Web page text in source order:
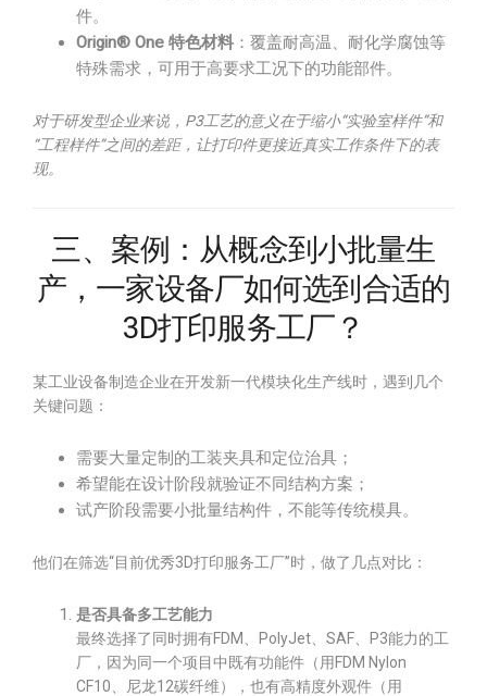
件。
Origin® One 特色材料 ：覆盖耐高温、耐化学腐蚀等
特殊需求，可用于高要求工况下的功能部件。
对于研发型企业来说，P3工艺的意义在于缩小“实验室样件”和
“工程样件”之间的差距，让打印件更接近真实工作条件下的表
现。
三、案例：从概念到小批量生
产，一家设备厂如何选到合适的
3D打印服务工厂？
某工业设备制造企业在开发新一代模块化生产线时，遇到几个
关键问题：
需要大量定制的工装夹具和定位治具；
希望能在设计阶段就验证不同结构方案；
试产阶段需要小批量结构件，不能等传统模具。
他们在筛选“目前优秀3D打印服务工厂”时，做了几点对比：
是否具备多工艺能力
最终选择了同时拥有FDM、PolyJet、SAF、P3能力的工
厂，因为同一个项目中既有功能件（用FDM Nylon
CF10、尼龙12碳纤维），也有高精度外观件（用